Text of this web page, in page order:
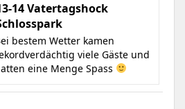
14 Vatertagshock
bestem Wetter kamen
viele Gäste und
eine Menge Spass